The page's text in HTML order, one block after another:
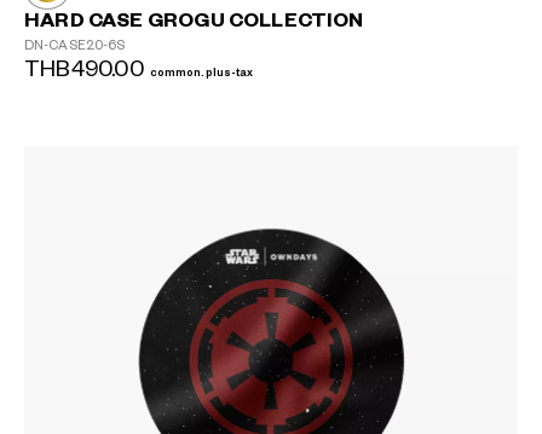
HARD CASE GROGU COLLECTION
DN-CASE20-6S
THB490.00 common.plus-tax